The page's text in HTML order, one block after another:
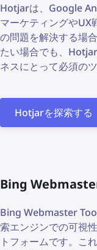
Hotjarは、Google
マーケティングやUX
の問題を解決する場
たい場合でも、
ネスにとって必須の
Hotjarを探索する
Bing
Bing Webmaster
索エンジンでの可視
トフォームです。こ